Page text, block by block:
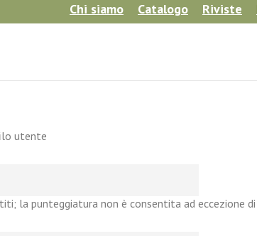
Chi siamo Catalogo Riviste
utente
la punteggiatura non è consentita ad eccezione